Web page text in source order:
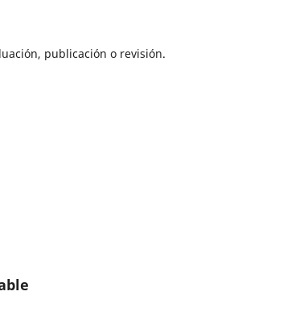
publicación o revisión.